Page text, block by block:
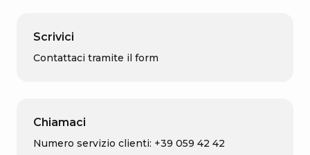
Scrivici
Contattaci tramite il form
Chiamaci
Numero servizio clienti: +39 059 42 42